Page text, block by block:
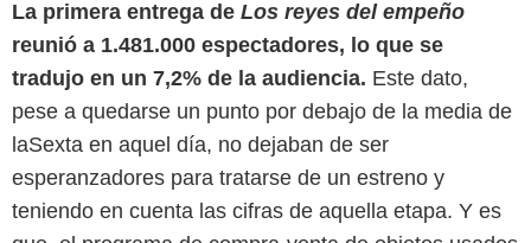
La primera entrega de Los reyes del empeño
reunió a 1.481.000 espectadores, lo que se
tradujo en un 7,2% de la audiencia. Este dato,
pese a quedarse un punto por debajo de la media de
laSexta en aquel día, no dejaban de ser
esperanzadores para tratarse de un estreno y
teniendo en cuenta las cifras de aquella etapa. Y es